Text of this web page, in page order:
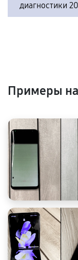
диагностики
Примеры